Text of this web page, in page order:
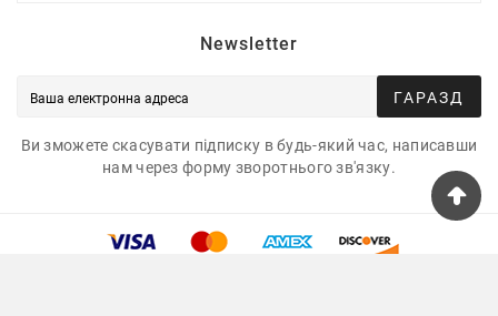
Newsletter
ГАРАЗД
Ви зможете скасувати підписку в будь-який час, написавши
нам через форму зворотнього зв'язку.